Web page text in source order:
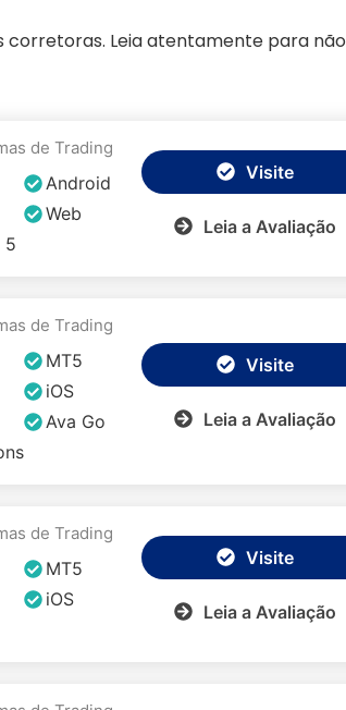
corretoras. Leia atentamente para não
de Trading
5
Android
Web
Visite
Leia a Avaliação
de Trading
MT5
iOS
Ava Go
Visite
Leia a Avaliação
de Trading
MT5
iOS
Visite
Leia a Avaliação